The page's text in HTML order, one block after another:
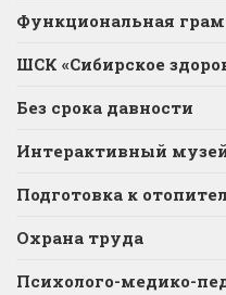
Функциональная
ШСК «Сибирское
Без срока давности
Интерактивный
Подготовка к
Охрана труда
Психолого-медико-